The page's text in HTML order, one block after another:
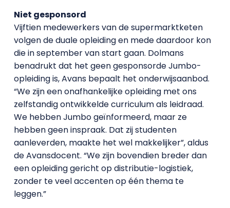
Niet gesponsord
Vijftien medewerkers van de supermarktketen
volgen de duale opleiding en mede daardoor kon
die in september van start gaan. Dolmans
benadrukt dat het geen gesponsorde Jumbo-
opleiding is, Avans bepaalt het onderwijsaanbod.
“We zijn een onafhankelijke opleiding met ons
zelfstandig ontwikkelde curriculum als leidraad.
We hebben Jumbo geïnformeerd, maar ze
hebben geen inspraak. Dat zij studenten
aanleverden, maakte het wel makkelijker”, aldus
de Avansdocent. “We zijn bovendien breder dan
een opleiding gericht op distributie-logistiek,
zonder te veel accenten op één thema te
leggen.”